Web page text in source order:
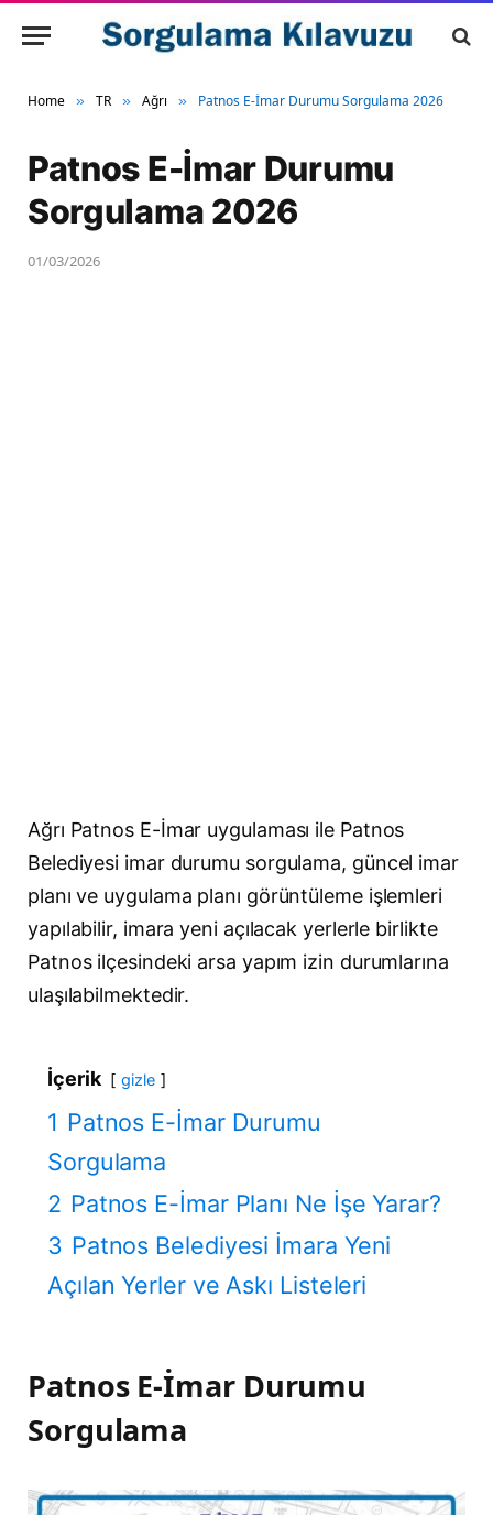
Home » TR » Ağrı » Patnos E-İmar Durumu Sorgulama 2026
Patnos E-İmar Durumu
Sorgulama 2026
01/03/2026
Ağrı Patnos E-İmar uygulaması ile Patnos
Belediyesi imar durumu sorgulama, güncel imar
planı ve uygulama planı görüntüleme işlemleri
yapılabilir, imara yeni açılacak yerlerle birlikte
Patnos ilçesindeki arsa yapım izin durumlarına
ulaşılabilmektedir.
İçerik gizle
1 Patnos E-İmar Durumu
Sorgulama
2 Patnos E-İmar Planı Ne İşe Yarar?
3 Patnos Belediyesi İmara Yeni
Açılan Yerler ve Askı Listeleri
Patnos E-İmar Durumu
Sorgulama